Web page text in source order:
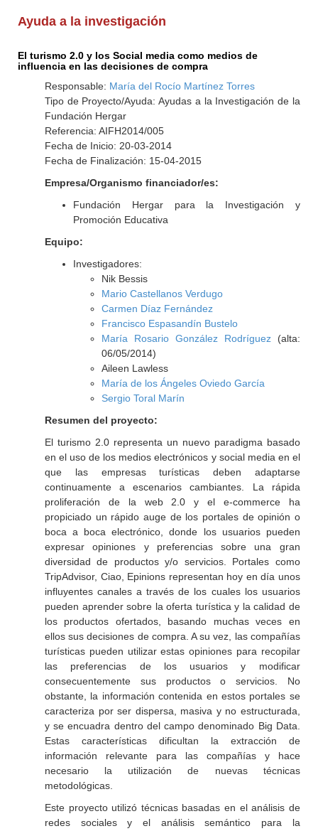
Ayuda a la investigación
El turismo 2.0 y los Social media como medios de
influencia en las decisiones de compra
Responsable: María del Rocío Martínez Torres
Tipo de Proyecto/Ayuda: Ayudas a la Investigación de la
Fundación Hergar
Referencia: AIFH2014/005
Fecha de Inicio: 20-03-2014
Fecha de Finalización: 15-04-2015
Empresa/Organismo financiador/es:
Fundación Hergar para la Investigación y
Promoción Educativa
Equipo:
Investigadores:
Nik Bessis
Mario Castellanos Verdugo
Carmen Díaz Fernández
Francisco Espasandín Bustelo
María Rosario González Rodríguez(alta:
06/05/2014)
Aileen Lawless
María de los Ángeles Oviedo García
Sergio Toral Marín
Resumen del proyecto:
El turismo 2.0 representa un nuevo paradigma basado
en el uso de los medios electrónicos y social media en el
que las empresas turísticas deben adaptarse
continuamente a escenarios cambiantes. La rápida
proliferación de la web 2.0 y el e-commerceha
propiciado un rápido auge de los portales de opinión o
boca a boca electrónico, donde los usuarios pueden
expresar opiniones y preferencias sobre una gran
diversidad de productos y/o servicios. Portales como
TripAdvisor, Ciao, Epinions representan hoy en día unos
influyentes canales a través de los cuales los usuarios
pueden aprender sobre la oferta turística y la calidad de
los productos ofertados, basando muchas veces en
ellos sus decisiones de compra. A su vez, las compañías
turísticas pueden utilizar estas opiniones para recopilar
las preferencias de los usuarios y modificar
consecuentemente sus productos o servicios. No
obstante, la información contenida en estos portales se
caracteriza por ser dispersa, masiva y no estructurada,
y se encuadra dentro del campo denominado Big Data
Estas características dificultan la extracción de
información relevante para las compañías y hace
necesario la utilización de nuevas técnicas
metodológicas.
Este proyecto utilizó técnicas basadas en el análisis de
redes sociales y el análisis semántico para la